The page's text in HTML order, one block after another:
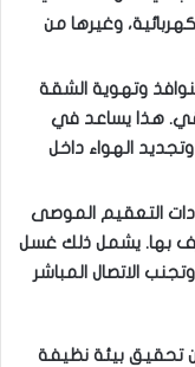
وغيرها من
وتهوية الشقة
هذا يساعد في
الهواء داخل
التعقيم الموصى
بها. يشمل ذلك غسل
الاتصال المباشر
تحقيق بيئة نظيفة